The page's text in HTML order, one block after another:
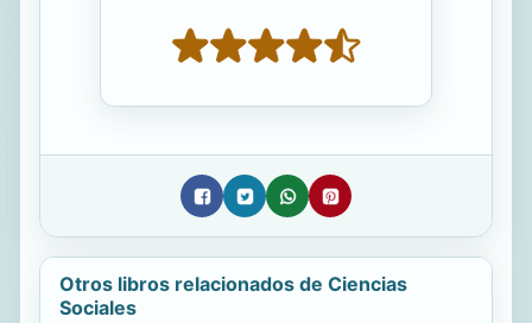
Otros libros relacionados de Ciencias
Sociales